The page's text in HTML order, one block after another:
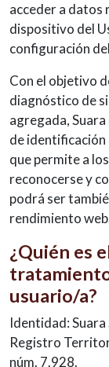
acceder a datos
dispositivo del
configuración
Con el objetivo
diagnóstico de
agregada,
de
que permite a
reconocerse y
podrá ser
rendimiento
¿Quién es
usuario/a?
Identidad: Suara
Registro
núm. 7.928.